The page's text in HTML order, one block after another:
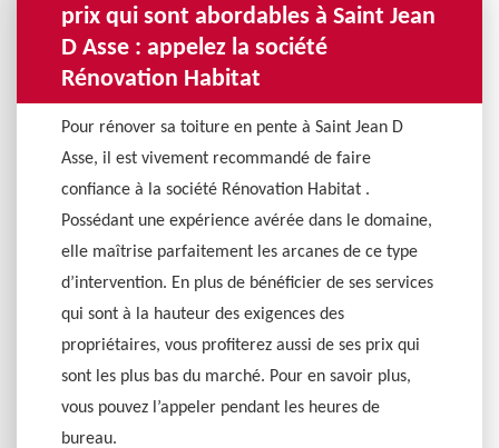
prix qui sont abordables à Saint Jean
D Asse : appelez la société
Rénovation Habitat
Pour rénover sa toiture en pente à Saint Jean D
Asse, il est vivement recommandé de faire
confiance à la société Rénovation Habitat .
Possédant une expérience avérée dans le domaine,
elle maîtrise parfaitement les arcanes de ce type
d’intervention. En plus de bénéficier de ses services
qui sont à la hauteur des exigences des
propriétaires, vous profiterez aussi de ses prix qui
sont les plus bas du marché. Pour en savoir plus,
vous pouvez l’appeler pendant les heures de
bureau.